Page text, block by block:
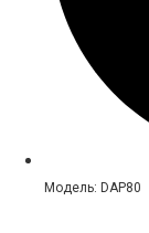
Модель: DAP80